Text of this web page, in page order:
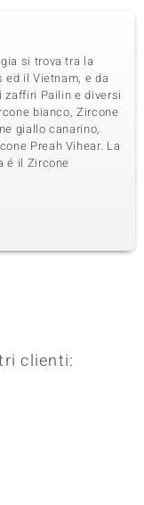
si trova tra la
il Vietnam, e da
zaffiri Pailin e diversi
bianco, Zircone
giallo canarino,
Preah Vihear. La
é il Zircone
clienti: